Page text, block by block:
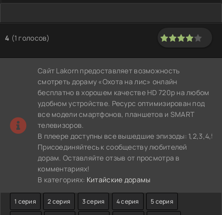
4 (1 голосов)
Сайт Lakorn предоставляет возможность
смотреть дораму «Охота на лис» онлайн
бесплатно в хорошем качестве HD 720p на любом
удобном устройстве. Ресурс оптимизирован под
все модели смартфонов, планшетов и SMART
телевизоров.
В плеере доступны все вышедшие эпизоды:
Присоединяйтесь к сообществу любителей
дорам. Оставляйте отзыв от просмотра в
комментариях!
В категориях: Китайские дорамы
1 серия 2 серия 3 серия 4 серия 5 серия